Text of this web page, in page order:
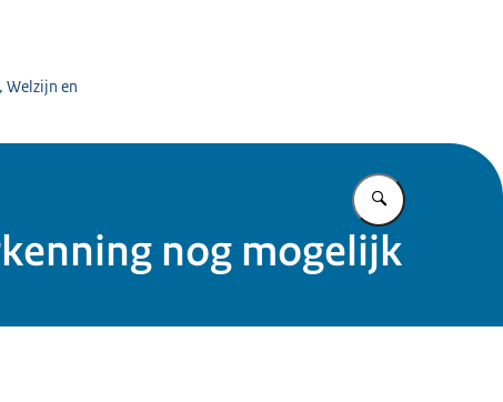
Welzijn en
Vul in wat u
nog mogelijk